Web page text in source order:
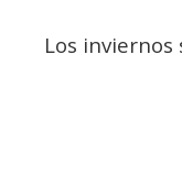
Los inviernos